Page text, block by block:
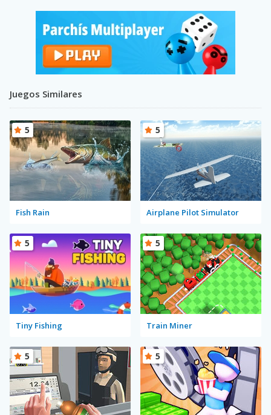
Juegos Similares
Fish Rain
5
Airplane Pilot Simulator
5
Tiny Fishing
5
Train Miner
5
5 5